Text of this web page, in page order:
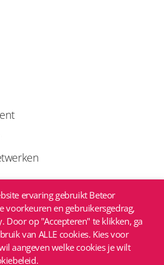
ervaring gebruikt Beteor
voorkeuren en gebruikersgedrag,
Door op "Accepteren" te klikken, ga
van ALLE cookies. Kies voor
aangeven welke cookies je wilt